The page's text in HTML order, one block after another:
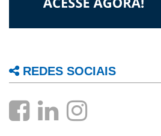
REDES SOCIAIS